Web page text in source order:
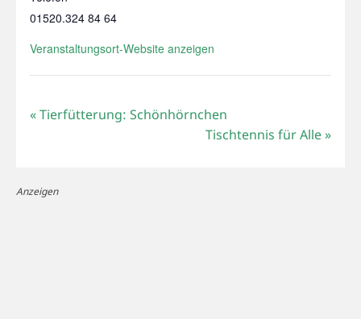
01520.324 84 64
Veranstaltungsort-Website anzeigen
«Tierfütterung: Schönhörnchen
Tischtennis für Alle»
Anzeigen